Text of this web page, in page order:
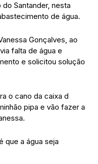
Santander, nesta
de água.
Gonçalves, ao
falta de água e
e solicitou solução
o cano da caixa d
pipa e vão fazer a
que a água seja